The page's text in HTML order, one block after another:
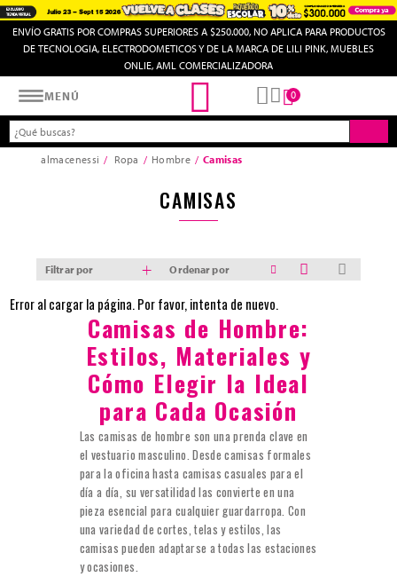
ENVÍO GRATIS POR COMPRAS SUPERIORES A $250.000, NO APLICA PARA PRODUCTOS
DE TECNOLOGIA, ELECTRODOMETICOS Y DE LA MARCA DE LILI PINK, MUEBLES
ONLIE, AML COMERCIALIZADORA
MENÚ
Almacenes SI
0
almacenessi Ropa Hombre Camisas
CAMISAS
Filtrar por Ordenar por
Error al cargar la página. Por favor, intenta de nuevo.
Camisas de Hombre:
Estilos, Materiales y
Cómo Elegir la Ideal
para Cada Ocasión
Las camisas de hombre son una prenda clave en
el vestuario masculino. Desde camisas formales
para la oficina hasta camisas casuales para el
día a día, su versatilidad las convierte en una
pieza esencial para cualquier guardarropa. Con
una variedad de cortes, telas y estilos, las
camisas pueden adaptarse a todas las estaciones
y ocasiones.